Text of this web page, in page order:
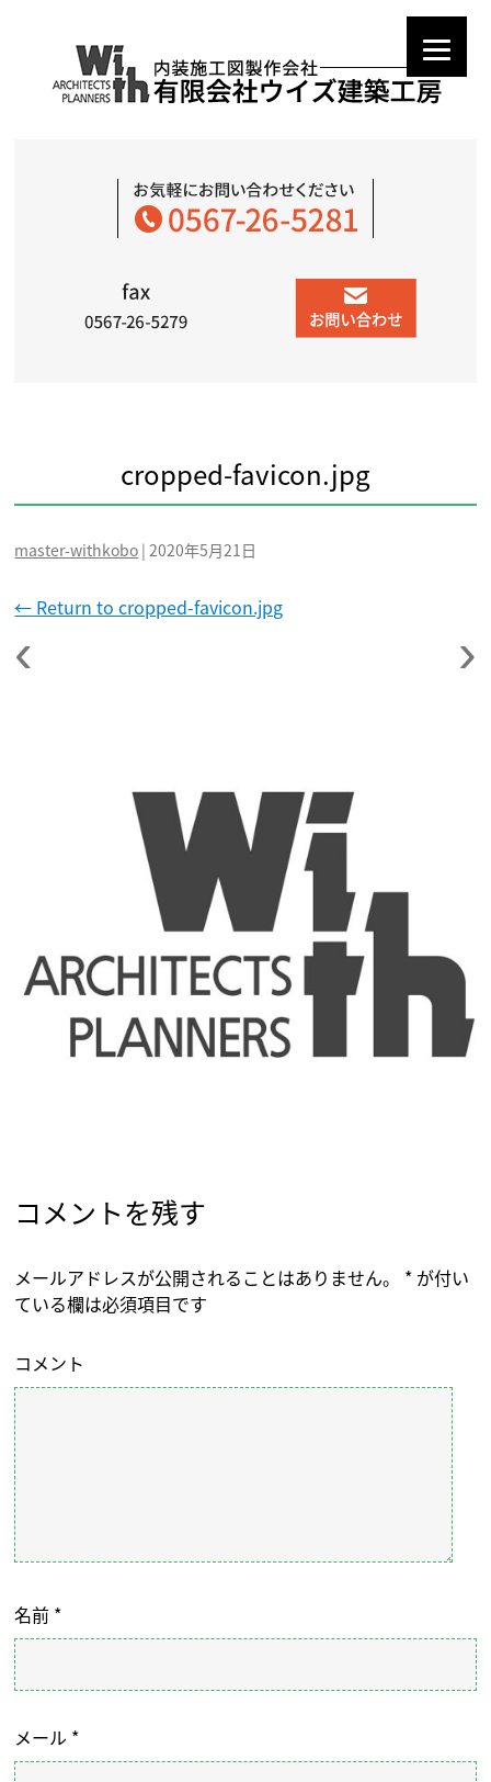
cropped-favicon.jpg
master-withkobo |2020年5月21日
← Return to cropped-favicon.jpg
‹ ›
コメントを残す
メールアドレスが公開されることはありません。 * が付い
ている欄は必須項目です
コメント
名前 *
メール *